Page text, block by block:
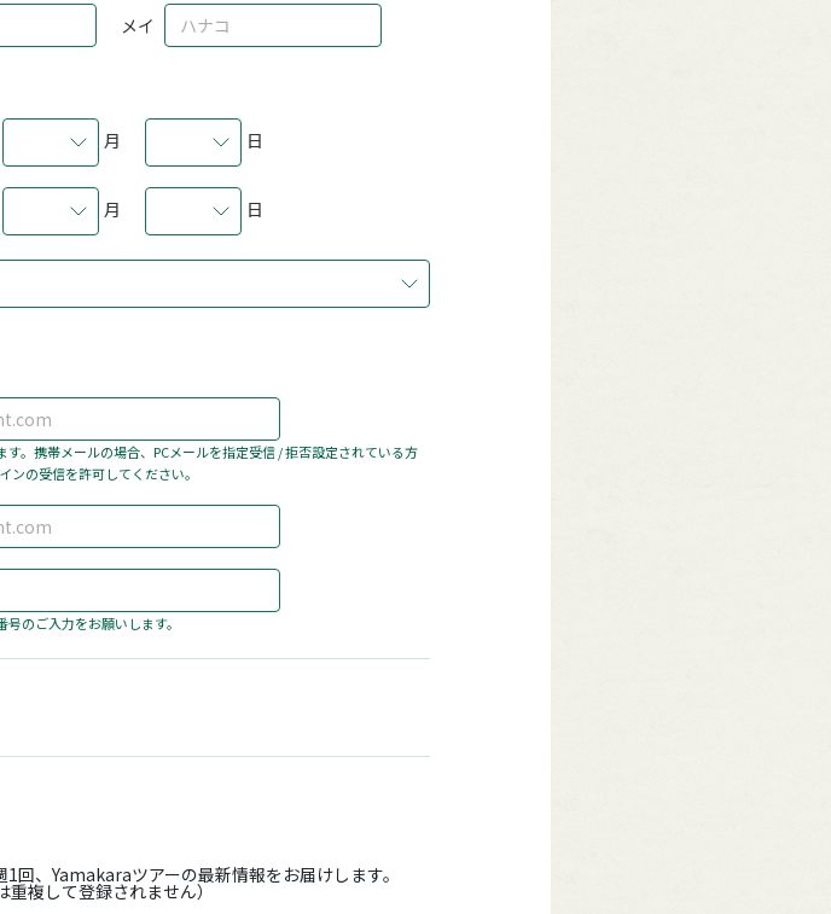
メイ
月 日
月 日
。携帯メールの場合、PCメールを指定受信 / 拒否設定されている方
の受信を許可してください。
のご入力をお願いします。
回、Yamakaraツアーの最新情報をお届けします。
重複して登録されません）